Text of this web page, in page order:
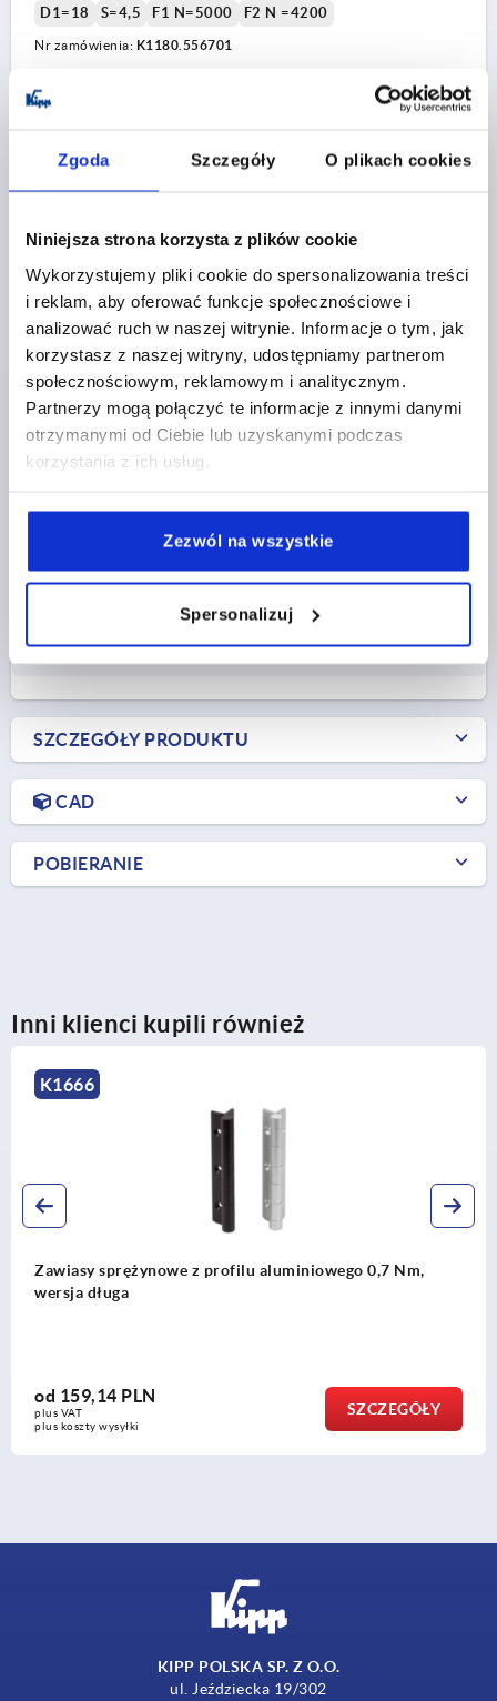
Zgoda Szczegóły O plikach cookies
Niniejsza strona korzysta z plików cookie
Wykorzystujemy pliki cookie do spersonalizowania treści
i reklam, aby oferować funkcje społecznościowe i
analizować ruch w naszej witrynie. Informacje o tym, jak
korzystasz z naszej witryny, udostępniamy partnerom
społecznościowym, reklamowym i analitycznym.
Partnerzy mogą połączyć te informacje z innymi danymi
otrzymanymi od Ciebie lub uzyskanymi podczas
korzystania z ich usług.
Zezwól na wszystkie
Spersonalizuj
D1=18 S=4,5 F1 N=5000 F2 N =4200
Nr zamówienia: K1180.556701
100,06 PLN
SZCZEGÓŁY
ZAWIAS SPREZYNUJACY SPREZYNA OTWIERAJACA
A=55, B=67, ALUMINIUM BEZBARWNY BEZBARWNY
KOLOR KORPUSU=BEZBARWNY
POWIERZCHNIA KORPUSU=ANODOWANY
F1 N=5000
plus koszty wysyłki
SZCZEGÓŁY PRODUKTU
CAD
POBIERANIE
Inni klienci kupili również
K1666
Zawiasy sprężynowe z profilu aluminiowego 0,7 Nm,
wersja długa
od159,14 PLN
plus VAT
plus koszty wysyłki
SZCZEGÓŁY
KIPP POLSKA SP. Z O.O.
ul. Jeździecka 19/302